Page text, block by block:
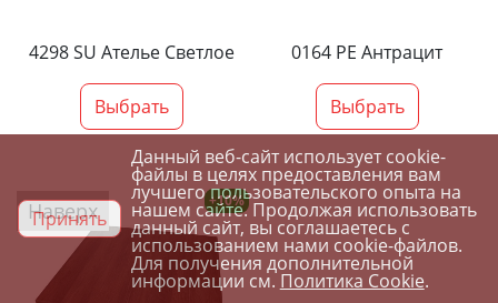
4298 SU Ателье Светлое
Выбрать
0164 PE Антрацит
Выбрать
+10%
Наверх
Принять
Данный веб-сайт использует cookie-
файлы в целях предоставления вам
лучшего пользовательского опыта на
нашем сайте. Продолжая использовать
данный сайт, вы соглашаетесь с
использованием нами cookie-файлов.
Для получения дополнительной
информации см.Политика Cookie.